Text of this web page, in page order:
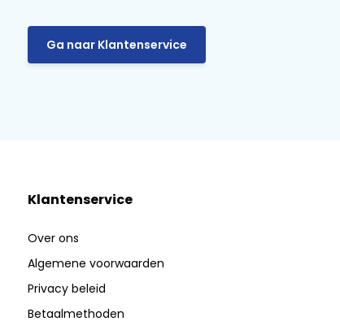
Ga naar Klantenservice
Klantenservice
Over ons
Algemene voorwaarden
Privacy beleid
Betaalmethoden